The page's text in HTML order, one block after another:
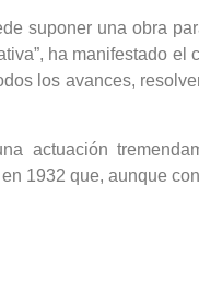
suponer una obra
ha manifestado
los avances,
actuación
1932 que, aunque